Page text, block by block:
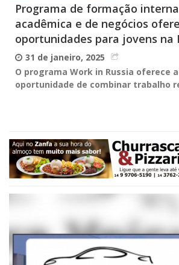
Programa de formação
acadêmica e de negócios
oportunidades para jovens na
31 de janeiro, 2025
O programa Work in Russia oferece
oportunidade de combinar trabalho